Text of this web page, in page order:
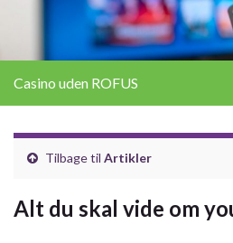
Casino uden ROFUS
Tilbage til Artikler
Alt du skal vide om